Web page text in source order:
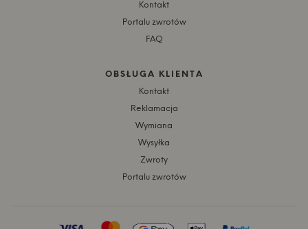
Kontakt
Portalu zwrotów
FAQ
OBSŁUGA KLIENTA
Kontakt
Reklamacja
Wymiana
Wysyłka
Zwroty
Portalu zwrotów